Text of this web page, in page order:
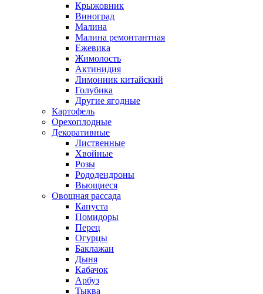
Крыжовник
Виноград
Малина
Малина ремонтантная
Ежевика
Жимолость
Актинидия
Лимонник китайский
Голубика
Другие ягодные
Картофель
Орехоплодные
Декоративные
Лиственные
Хвойные
Розы
Рододендроны
Вьющиеся
Овощная рассада
Капуста
Помидоры
Перец
Огурцы
Баклажан
Дыня
Кабачок
Арбуз
Тыква